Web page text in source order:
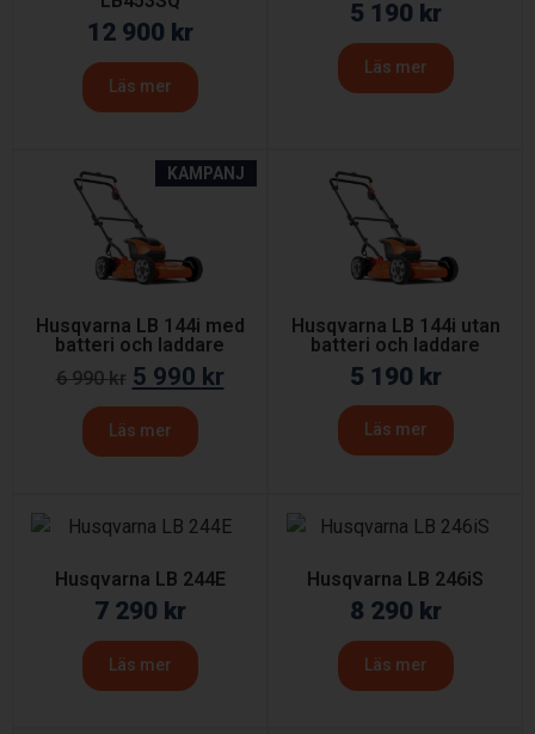
12 900 kr
Läs mer
5 190 kr
Läs mer
KAMPANJ
Husqvarna LB 144i med
batteri och laddare
6 990kr 5 990 kr
Läs mer
Husqvarna LB 144i utan
batteri och laddare
5 190 kr
Läs mer
Husqvarna LB 244E
7 290 kr
Läs mer
Husqvarna LB 246iS
8 290 kr
Läs mer